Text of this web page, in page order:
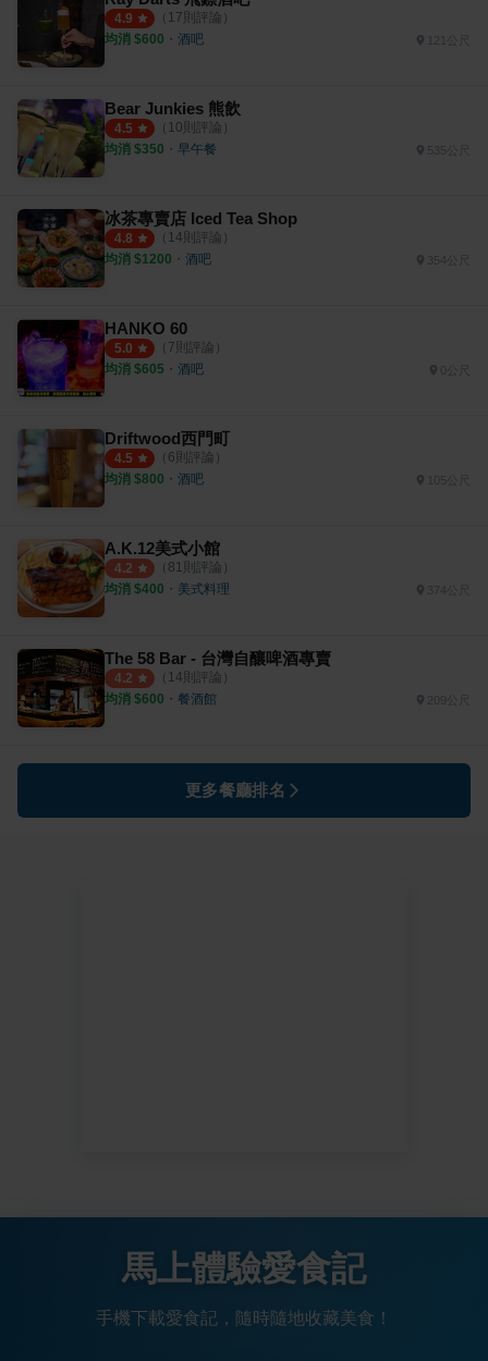
4.9 （ 17則評論）
均消 $600 ・ 酒吧
Bear Junkies 熊飲
4.5 （ 10則評論）
均消 $350 ・ 早午餐 535公尺
冰茶專賣店 Iced Tea Shop
4.8 （ 14則評論）
均消 $1200 ・ 酒吧 354公尺
HANKO 60
5.0 （ 7則評論）
均消 $605 ・ 酒吧
Driftwood西門町
4.5 （ 6則評論）
均消 $800 ・ 酒吧 105公尺
A.K.12美式小館
4.2 （ 81則評論）
均消 $400 ・ 美式料理 374公尺
The 58 Bar - 台灣自釀啤酒專賣
4.2 （ 14則評論）
均消 $600 ・ 餐酒館
更多餐廳排名
馬上體驗愛食記
手機下載愛食記，隨時隨地收藏美食！